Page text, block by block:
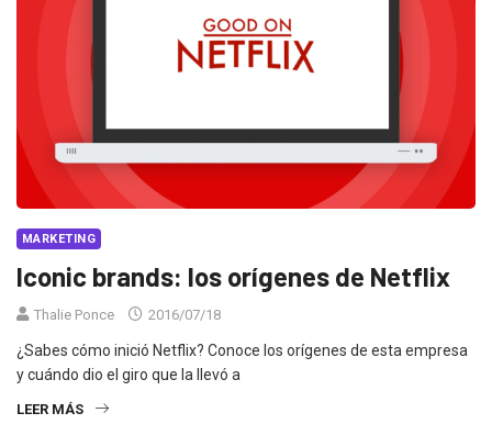
MARKETING
Iconic brands: los orígenes de Netflix
Thalie Ponce 2016/07/18
¿Sabes cómo inició Netflix? Conoce los orígenes de esta empresa
y cuándo dio el giro que la llevó a
LEER MÁS